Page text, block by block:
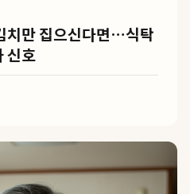
치만 집으신다면…식탁
신호